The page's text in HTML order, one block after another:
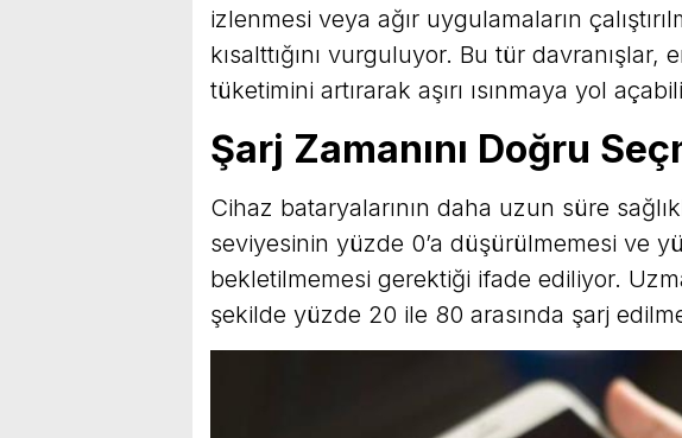
izlenmesi veya ağır uygulamaların
kısalttığını vurguluyor. Bu tür davranışlar,
tüketimini artırarak aşırı ısınmaya yol
Şarj Zamanını Doğru
Cihaz bataryalarının daha uzun süre
seviyesinin yüzde 0’a düşürülmemesi ve
bekletilmemesi gerektiği ifade ediliyor.
şekilde yüzde 20 ile 80 arasında şarj